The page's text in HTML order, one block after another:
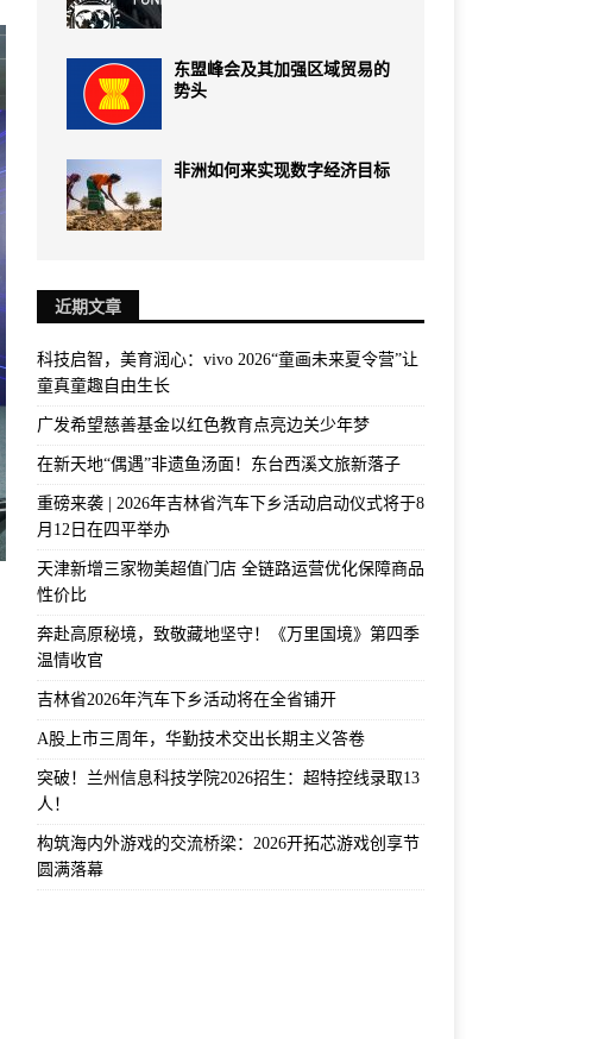
东盟峰会及其加强区域贸易的
势头
非洲如何来实现数字经济目标
近期文章
科技启智，美育润心：vivo 2026“童画未来夏令营”让
童真童趣自由生长
广发希望慈善基金以红色教育点亮边关少年梦
在新天地“偶遇”非遗鱼汤面！东台西溪文旅新落子
重磅来袭 | 2026年吉林省汽车下乡活动启动仪式将于8
月12日在四平举办
天津新增三家物美超值门店 全链路运营优化保障商品
性价比
奔赴高原秘境，致敬藏地坚守！《万里国境》第四季
温情收官
吉林省2026年汽车下乡活动将在全省铺开
A股上市三周年，华勤技术交出长期主义答卷
突破！兰州信息科技学院2026招生：超特控线录取13
人！
构筑海内外游戏的交流桥梁：2026开拓芯游戏创享节
圆满落幕